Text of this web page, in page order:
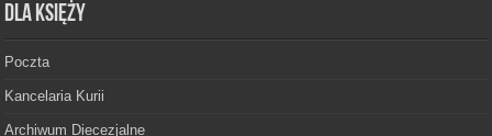
Dla księży
Poczta
Kancelaria Kurii
Archiwum Diecezjalne